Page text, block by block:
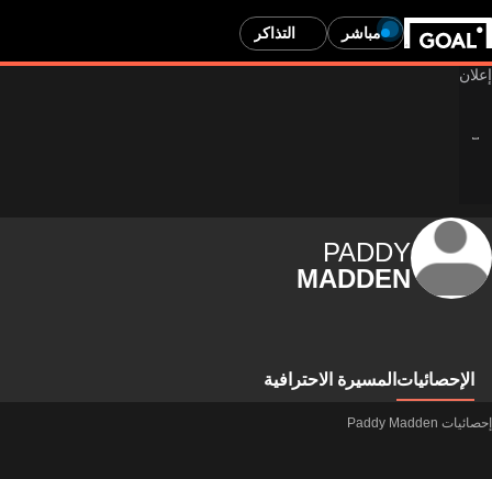
مباشر التذاكر
PADDY
MADDEN
الإحصائيات المسيرة الاحترافية
إحصائيات Paddy Madden